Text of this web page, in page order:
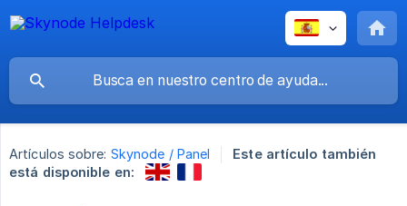
Artículos sobre: Skynode / Panel
Este artículo también
está disponible en: